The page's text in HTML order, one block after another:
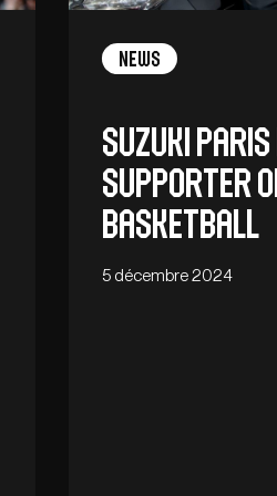
News
Suzuki
Supporter
Basketball
5 décembre 2024